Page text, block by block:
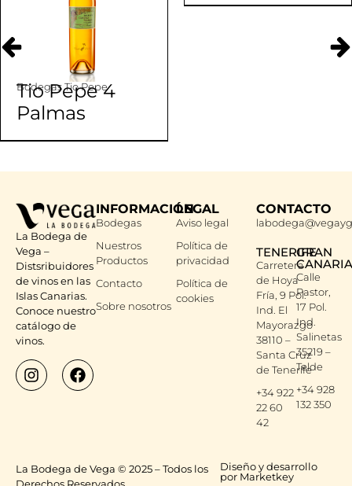
Bodegas Tio Pepe
Tio Pepe 4
Palmas
La Bodega de
Vega –
Distsribuidores
de vinos en las
Islas Canarias.
Conoce nuestro
catálogo de
vinos.
INFORMACIÓN
Bodegas
Nuestros
Productos
Contacto
Sobre nosotros
LEGAL
Aviso legal
Política de
privacidad
Política de
cookies
CONTACTO
TENERIFE
Carretera
de Hoya
Fría, 9 Pol.
Ind. El
Mayorazgo
38110 –
Santa Cruz
de Tenerife
+34 922
22 60
42
GRAN
CANARIA
Calle
Pastor,
17 Pol.
Ind.
Salinetas
35219 –
Telde
+34 928
132 350
La Bodega de Vega © 2025 – Todos los
Diseño y desarrollo
por Marketkey